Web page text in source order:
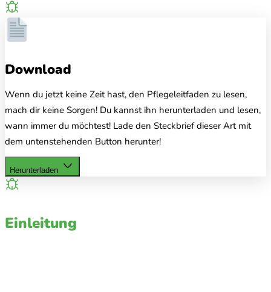
Download
Wenn du jetzt keine Zeit hast, den Pflegeleitfaden zu lesen,
mach dir keine Sorgen! Du kannst ihn herunterladen und lesen,
wann immer du möchtest! Lade den Steckbrief dieser Art mit
dem untenstehenden Button herunter!
Herunterladen
Einleitung